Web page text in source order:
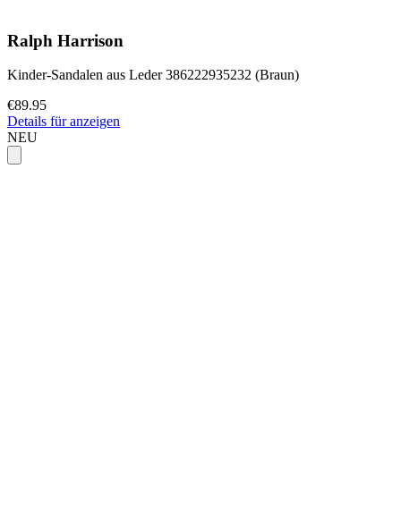
Ralph Harrison
Kinder-Sandalen aus Leder 386222935232 (Braun)
€89.95
Details für anzeigen
NEU